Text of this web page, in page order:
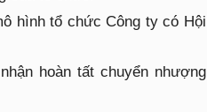
hình tổ chức Công ty có Hội
hoàn tất chuyển nhượng